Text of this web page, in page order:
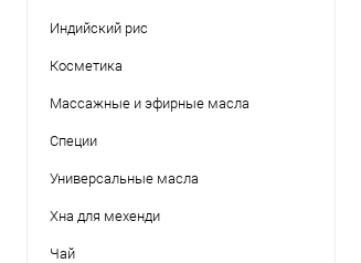
Индийский рис
Косметика
Массажные и эфирные масла
Специи
Универсальные масла
Хна для мехенди
Чай